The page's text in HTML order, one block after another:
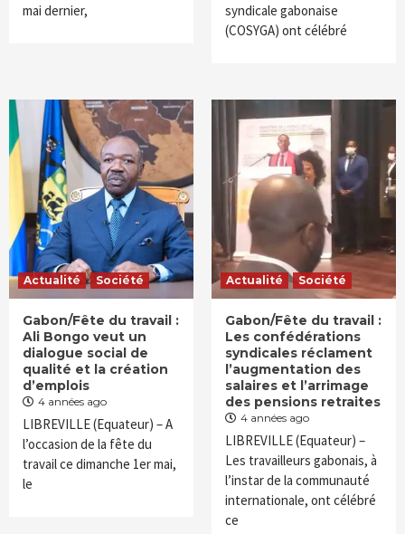
mai dernier,
syndicale gabonaise
(COSYGA) ont célébré
Actualité Société
Gabon/Fête du travail :
Ali Bongo veut un
dialogue social de
qualité et la création
d’emplois
4 années ago
LIBREVILLE (Equateur) – A
l’occasion de la fête du
travail ce dimanche 1er mai,
le
Actualité Société
Gabon/Fête du travail :
Les confédérations
syndicales réclament
l’augmentation des
salaires et l’arrimage
des pensions retraites
4 années ago
LIBREVILLE (Equateur) –
Les travailleurs gabonais, à
l’instar de la communauté
internationale, ont célébré
ce